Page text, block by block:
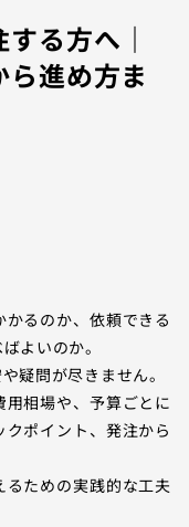
る方へ｜
進め方ま
るのか、依頼できる
よいのか。
疑問が尽きません。
相場や、予算ごとに
ポイント、発注から
ための実践的な工夫